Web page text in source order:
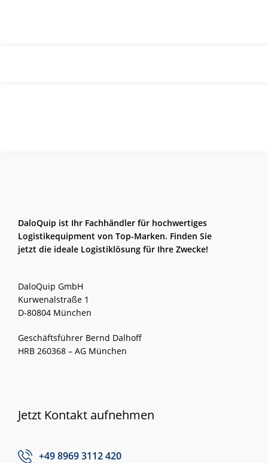
DaloQuip ist Ihr Fachhändler für hochwertiges
Logistikequipment von Top-Marken. Finden Sie
jetzt die ideale Logistiklösung für Ihre Zwecke!
DaloQuip GmbH
Kurwenalstraße 1
D-80804 München
Geschäftsführer Bernd Dalhoff
HRB 260368 – AG München
Jetzt Kontakt aufnehmen
+49 8969 3112 420